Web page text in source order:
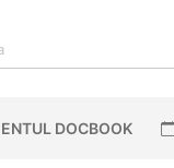
DOCBOOK